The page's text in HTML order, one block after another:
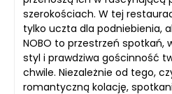
szerokościach. W tej
tylko uczta dla podniebienia,
NOBO to przestrzeń spotkań,
styl i prawdziwa gościnność
chwile. Niezależnie od tego,
romantyczną kolację,